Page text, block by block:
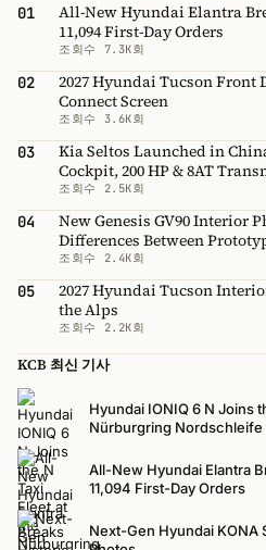
01
All-New Hyundai Elantra
11,094 First-Day Orders
조회수 7.3K회
02
2027 Hyundai Tucson Front
Connect Screen
조회수 3.6K회
03
Kia Seltos Launched in
Cockpit, 200 HP & 8AT
조회수 2.5K회
04
New Genesis GV90 Interior
Differences Between
조회수 2.4K회
05
2027 Hyundai Tucson
the Alps
조회수 2.2K회
KCB 최신 기사
Hyundai IONIQ 6 N Joins
Nürburgring Nordschleife
All-New Hyundai Elantra
11,094 First-Day Orders
Next-Gen Hyundai KONA